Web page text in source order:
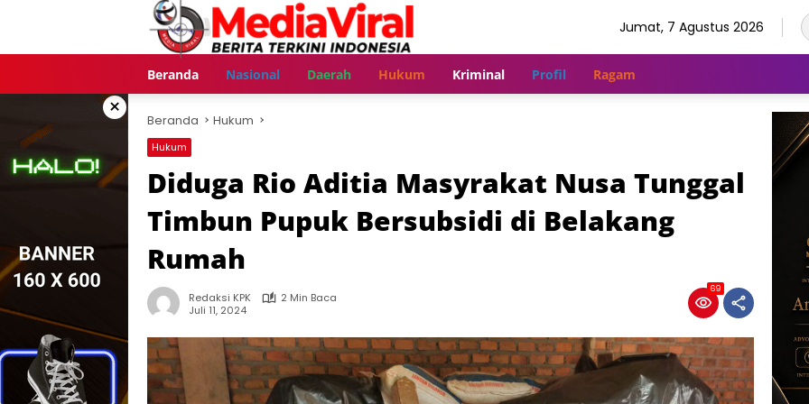
Jumat, 7 Agustus 2026
Beranda Nasional Daerah Hukum Kriminal Profil Ragam
× Beranda Hukum
Hukum
Diduga Rio Aditia Masyrakat Nusa Tunggal
Timbun Pupuk Bersubsidi di Belakang
Rumah
Redaksi KPK
2 Min Baca
Juli 11, 2024
69